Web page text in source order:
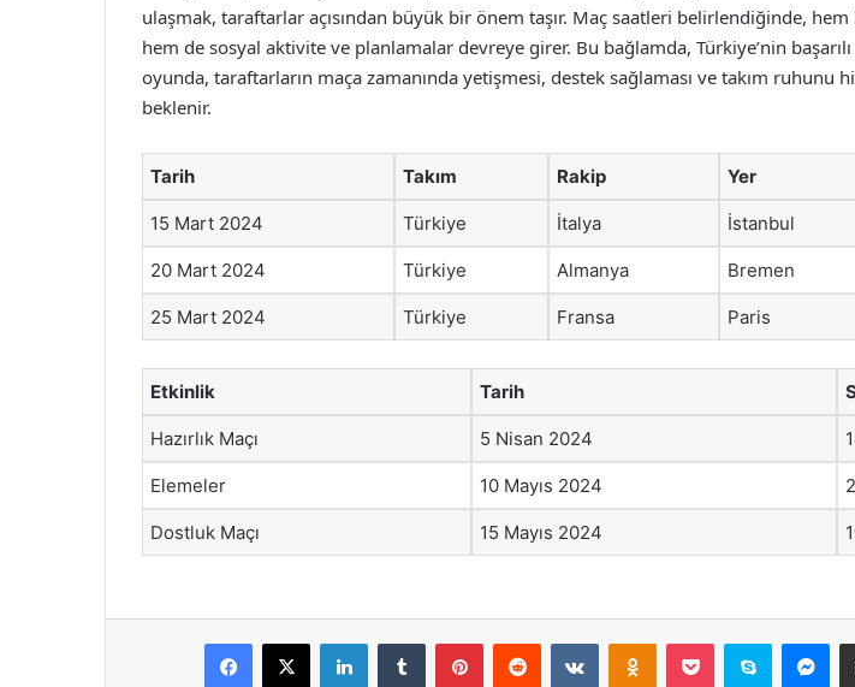
ulaşmak, taraftarlar açısından büyük bir önem taşır. Maç saatleri belirlendiğinde,
hem de sosyal aktivite ve planlamalar devreye girer. Bu bağlamda, Türkiye’nin
oyunda, taraftarların maça zamanında yetişmesi, destek sağlaması ve takım ruhunu
beklenir.
Tarih Takım Rakip Yer
15 Mart 2024 Türkiye İtalya İstanbul
20 Mart 2024 Türkiye Almanya Bremen
25 Mart 2024 Türkiye Fransa Paris
Etkinlik Tarih
Hazırlık Maçı 5 Nisan 2024
Elemeler 10 Mayıs 2024
Dostluk Maçı 15 Mayıs 2024
Facebook
X LinkedInTumblr PinterestReddit VKontakteOdnoklassniki
Pocket Skype